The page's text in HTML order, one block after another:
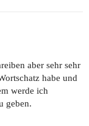
aber sehr sehr
habe und
werde ich
geben.